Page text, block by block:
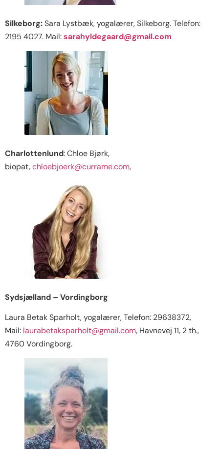
Silkeborg:Sara Lystbæk, yogalærer, Silkeborg. Telefon:
2195 4027. Mail:sarahyldegaard@gmail.com
Charlottenlund: Chloe Bjørk,
biopat,chloebjoerk@currame.com,
Sydsjælland – Vordingborg
Laura Betak Sparholt, yogalærer, Telefon: 29638372,
Mail: laurabetaksparholt@gmail.com, Havnevej 11, 2 th.,
4760 Vordingborg.